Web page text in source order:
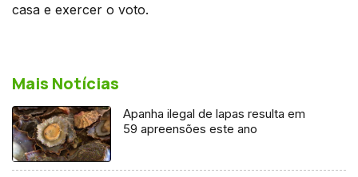
casa e exercer o voto.
Mais Notícias
Apanha ilegal de lapas resulta em
59 apreensões este ano